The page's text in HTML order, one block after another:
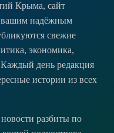
Крыма, сайт
вашим надёжным
свежие
экономика,
Каждый день редакция
истории из всех
разбиты по